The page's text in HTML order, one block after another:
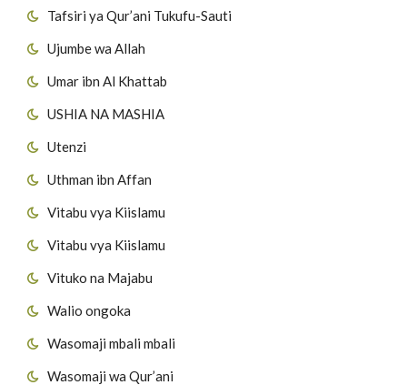
Tafsiri ya Qur’ani Tukufu-Sauti
Ujumbe wa Allah
Umar ibn Al Khattab
USHIA NA MASHIA
Utenzi
Uthman ibn Affan
Vitabu vya Kiislamu
Vitabu vya Kiislamu
Vituko na Majabu
Walio ongoka
Wasomaji mbali mbali
Wasomaji wa Qur’ani